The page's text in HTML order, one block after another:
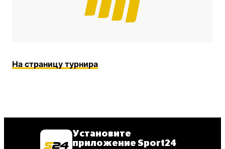
На страницу турнира
Установите
приложение Sport24